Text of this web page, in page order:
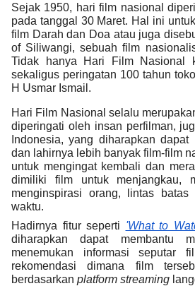
Sejak 1950, hari film nasional
pada tanggal 30 Maret. Hal ini
film Darah dan Doa atau juga
of Siliwangi, sebuah film
Tidak hanya Hari Film Nasional
sekaligus peringatan 100 tahun
H Usmar Ismail.
Hari Film Nasional selalu
diperingati oleh insan perfilman,
Indonesia, yang diharapkan dapat
dan lahirnya lebih banyak film-film
untuk mengingat kembali dan
dimiliki film untuk menjangkau,
menginspirasi orang, lintas
waktu.
Hadirnya fitur seperti 'What to
diharapkan dapat membantu
menemukan informasi seputar
rekomendasi dimana film
berdasarkan platform streaming